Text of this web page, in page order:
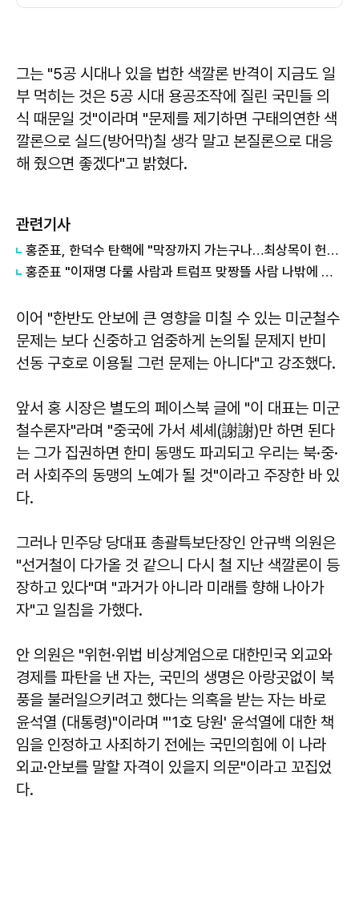
그는 "5공 시대나 있을 법한 색깔론 반격이 지금도 일
부 먹히는 것은 5공 시대 용공조작에 질린 국민들 의
식 때문일 것"이라며 "문제를 제기하면 구태의연한 색
깔론으로 실드(방어막)칠 생각 말고 본질론으로 대응
해 줬으면 좋겠다"고 밝혔다.
관련기사
홍준표, 한덕수 탄핵에 "막장까지 가는구나…최상목이 헌법재판관 임명할까?"
홍준표 "이재명 다룰 사람과 트럼프 맞짱뜰 사람 나밖에 없어"
이어 "한반도 안보에 큰 영향을 미칠 수 있는 미군철수
문제는 보다 신중하고 엄중하게 논의될 문제지 반미
선동 구호로 이용될 그런 문제는 아니다"고 강조했다.
앞서 홍 시장은 별도의 페이스북 글에 "이 대표는 미군
철수론자"라며 "중국에 가서 셰셰(謝謝)만 하면 된다
는 그가 집권하면 한미 동맹도 파괴되고 우리는 북·중·
러 사회주의 동맹의 노예가 될 것"이라고 주장한 바 있
다.
그러나 민주당 당대표 총괄특보단장인 안규백 의원은
"선거철이 다가올 것 같으니 다시 철 지난 색깔론이 등
장하고 있다"며 "과거가 아니라 미래를 향해 나아가
자"고 일침을 가했다.
안 의원은 "위헌·위법 비상계엄으로 대한민국 외교와
경제를 파탄을 낸 자는, 국민의 생명은 아랑곳없이 북
풍을 불러일으키려고 했다는 의혹을 받는 자는 바로
윤석열 (대통령)"이라며 "'1호 당원' 윤석열에 대한 책
임을 인정하고 사죄하기 전에는 국민의힘에 이 나라
외교·안보를 말할 자격이 있을지 의문"이라고 꼬집었
다.